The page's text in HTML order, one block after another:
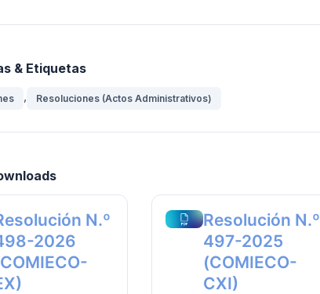
& Etiquetas
, Resoluciones (Actos Administrativos)
N.º
2026
Resolución N.º
497-2025
(COMIECO-
CXI)